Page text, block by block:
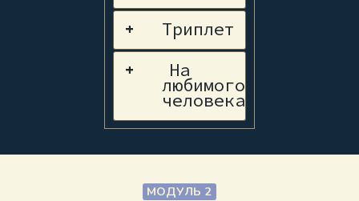
+ Триплет
+ На
любимого
человека
МОДУЛЬ 2